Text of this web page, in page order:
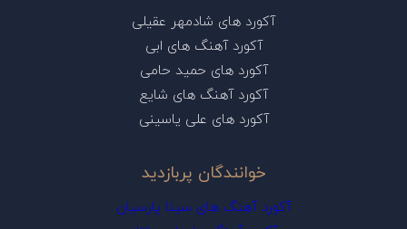
آکورد های شادمهر عقیلی
آکورد آهنگ های ابی
آکورد های حمید حامی
آکورد آهنگ های شایع
آکورد های علی یاسینی
خوانندگان پربازدید
آکورد آهنگ های سینا پارسیان